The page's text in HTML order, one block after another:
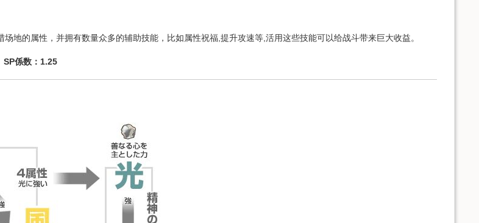
地的属性，并拥有数量众多的辅助技能，比如属性祝福,提升攻速等,活用这些技能可以给战斗带来巨大收益。
SP係数：1.25